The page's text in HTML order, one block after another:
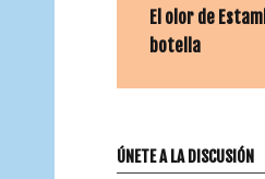
El olor de
botella
ÚNETE A LA DISCUSIÓN